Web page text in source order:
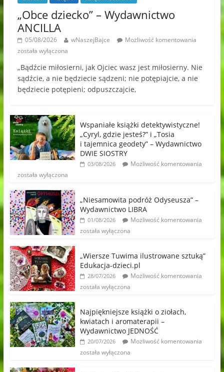
„Obce dziecko” – Wydawnictwo
ANCILLA
05/08/2026 wNaszejBajce
Możliwość komentowania
została wyłączona
„Bądźcie miłosierni, jak Ojciec wasz jest miłosierny. Nie
sądźcie, a nie będziecie sądzeni; nie potępiajcie, a nie
będziecie potępieni; odpuszczajcie,
Wspaniałe książki detektywistyczne!
„Cyryl, gdzie jesteś?” i „Tosia
i tajemnica geodety” – Wydawnictwo
DWIE SIOSTRY
03/08/2026
Możliwość komentowania
została wyłączona
„Niesamowita podróż Odyseusza” –
Wydawnictwo LIBRA
01/08/2026
Możliwość komentowania
została wyłączona
„Wiersze Tuwima ilustrowane sztuką”
Edukacja-dzieci.pl
28/07/2026
Możliwość komentowania
została wyłączona
Najpiękniejsze książki o ziołach,
kwiatach i aromaterapii –
Wydawnictwo JEDNOŚĆ
20/07/2026
Możliwość komentowania
została wyłączona